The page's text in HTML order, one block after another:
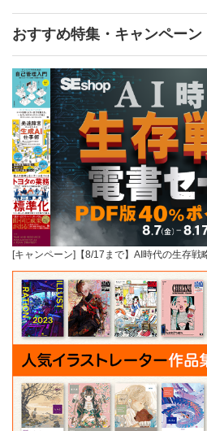
おすすめ特集・キャンペーン
[キャンペーン]【8/17まで】AI時代の生存